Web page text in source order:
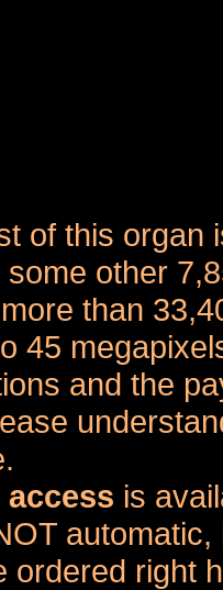
of this
other
than
45
and the
is
ordered right